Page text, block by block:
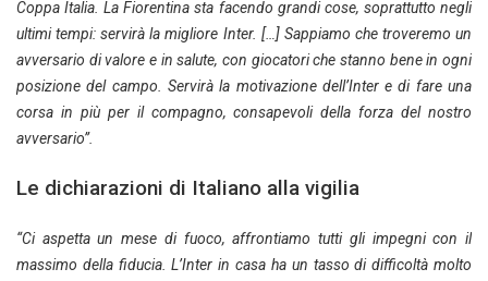
Coppa Italia. La Fiorentina sta facendo grandi cose, soprattutto negli
ultimi tempi: servirà la migliore Inter. […] Sappiamo che troveremo un
avversario di valore e in salute, con giocatori che stanno bene in ogni
posizione del campo. Servirà la motivazione dell’Inter e di fare una
corsa in più per il compagno, consapevoli della forza del nostro
avversario”.
Le dichiarazioni di Italiano alla vigilia
“Ci aspetta un mese di fuoco, affrontiamo tutti gli impegni con il
massimo della fiducia. L’Inter in casa ha un tasso di difficoltà molto